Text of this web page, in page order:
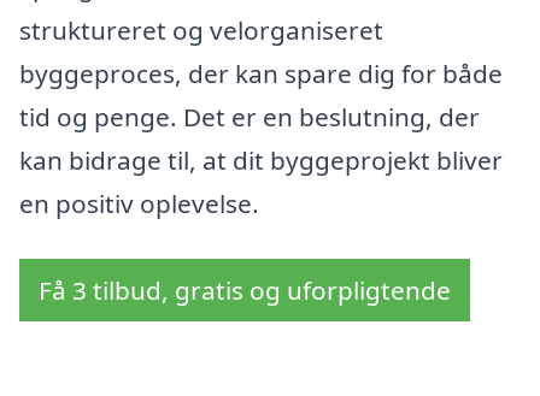
struktureret og velorganiseret
byggeproces, der kan spare dig for både
tid og penge. Det er en beslutning, der
kan bidrage til, at dit byggeprojekt bliver
en positiv oplevelse.
Få 3 tilbud, gratis og uforpligtende